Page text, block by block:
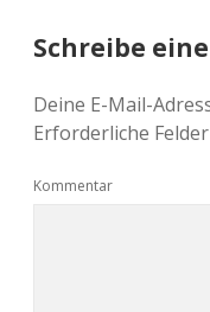
Schreibe
Deine E-Mail-
Erforderliche
Kommentar